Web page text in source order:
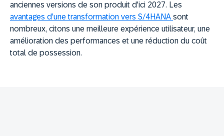
anciennes versions de son produit d'ici 2027. Les
avantages d’une transformation vers S/4HANA sont
nombreux, citons une meilleure expérience utilisateur, une
amélioration des performances et une réduction du coût
total de possession.